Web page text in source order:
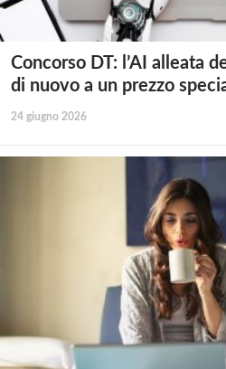
Concorso DT: l’AI alleata
di nuovo a un prezzo
24 giugno 2026